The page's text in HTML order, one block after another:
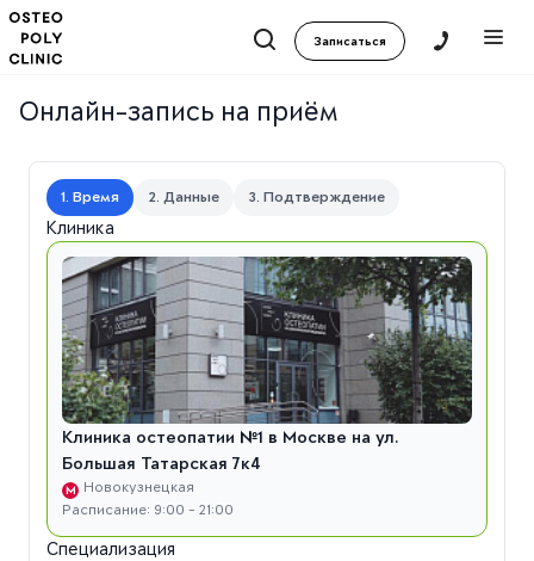
Записаться
Онлайн-запись на приём
1. Время 2. Данные 3. Подтверждение
Клиника
Клиника остеопатии №1 в Москве на ул.
Большая Татарская 7к4
М
Новокузнецкая
Расписание: 9:00 - 21:00
Специализация